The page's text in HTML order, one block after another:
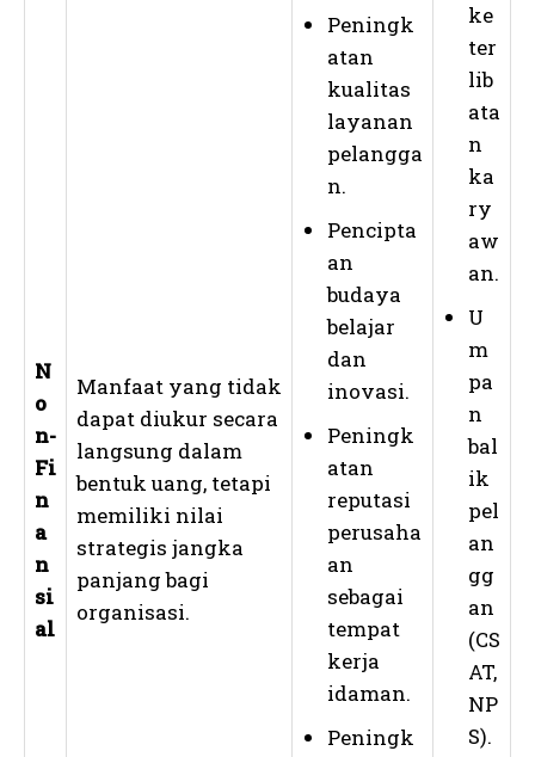
N
o
n-
Fi
n
a
n
si
al
Manfaat yang tidak
dapat diukur secara
langsung dalam
bentuk uang, tetapi
memiliki nilai
strategis jangka
panjang bagi
organisasi.
Peningk
atan
kualitas
layanan
pelangga
n.
Pencipta
an
budaya
belajar
dan
inovasi.
Peningk
atan
reputasi
perusaha
an
sebagai
tempat
kerja
idaman.
Peningk
ke
ter
lib
ata
n
ka
ry
aw
an.
U
m
pa
n
bal
ik
pel
an
gg
an
(CS
AT,
NP
S).